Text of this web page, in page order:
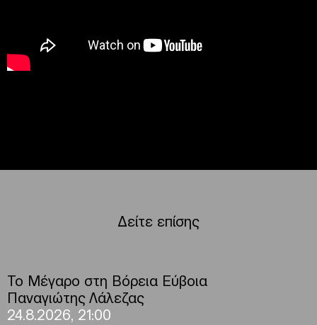
Δείτε επίσης
Το Μέγαρο στη Βόρεια Εύβοια
Παναγιώτης Λάλεζας
24.8.2026, 21:00